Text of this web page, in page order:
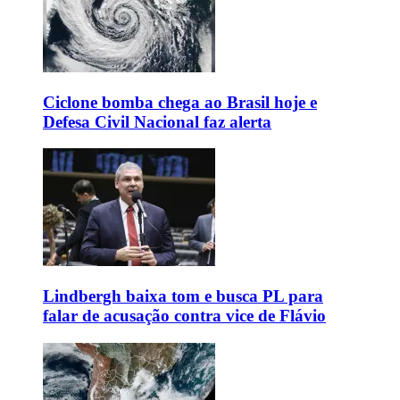
Ciclone bomba chega ao Brasil hoje e
Defesa Civil Nacional faz alerta
Lindbergh baixa tom e busca PL para
falar de acusação contra vice de Flávio